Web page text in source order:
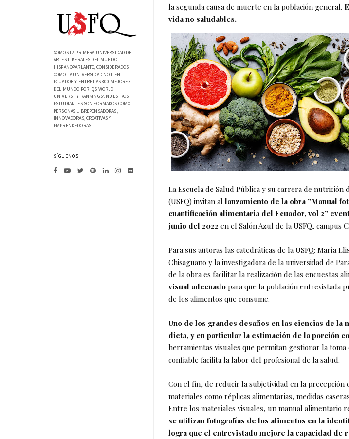
la segunda causa de muerte en la población general.
vida no saludables.
La Escuela de Salud Pública y su carrera de nutrición
(USFQ) invitan al lanzamiento de la obra ”Manual
cuantificación alimentaria del Ecuador, vol 2”
junio del 2022 en el Salón Azul de la USFQ, campus
Para sus autoras las catedráticas de la USFQ: María
Chisaguano y la investigadora de la universidad de
de la obra es facilitar la realización de las encuestas
visual adecuado para que la población entrevistada
de los alimentos que consume.
Uno de los grandes desafíos en las ciencias de la
dieta, y en particular la estimación de la porción
herramientas visuales que permitan gestionar la
confiable facilita la labor del profesional de la salud.
Con el fin, de reducir la subjetividad en la precepción
materiales como réplicas alimentarias, medidas
Entre los materiales visuales, un manual alimentario
se utilizan fotografías de los alimentos en la
logra que el entrevistado mejore la capacidad de
SOMOS LA PRIMERA UNIVERSIDAD DE
ARTES LIBERALES DEL MUNDO
HISPANOPARLANTE, CONSIDERADOS
COMO LA UNIVERSIDAD NO.1 EN
ECUADOR Y ENTRE LAS 800 MEJORES
DEL MUNDO POR 'QS WORLD
UNIVERSITY RANKINGS'. NUESTROS
ESTUDIANTES SON FORMADOS COMO
PERSONAS LIBREPENSADORAS,
INNOVADORAS, CREATIVAS Y
EMPRENDEDORAS.
SÍGUENOS